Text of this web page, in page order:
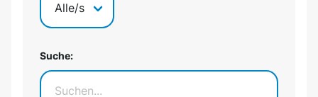
Suche: